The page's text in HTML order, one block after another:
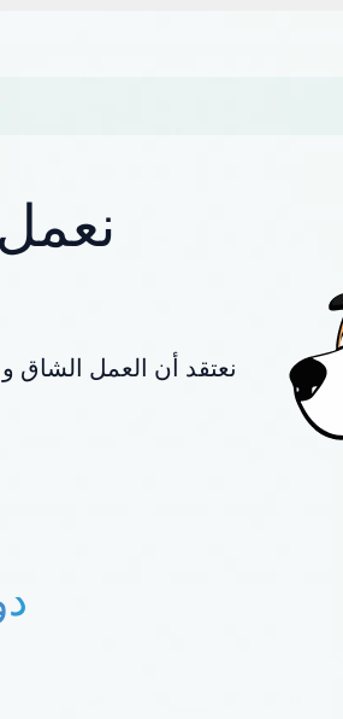
نعتقد أن العمل الشاق